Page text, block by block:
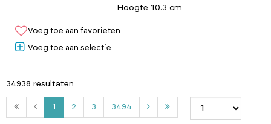
Hoogte 10.3 cm
Voeg toe aan favorieten
Voeg toe aan selectie
34938 resultaten
1 2 3 3494
4